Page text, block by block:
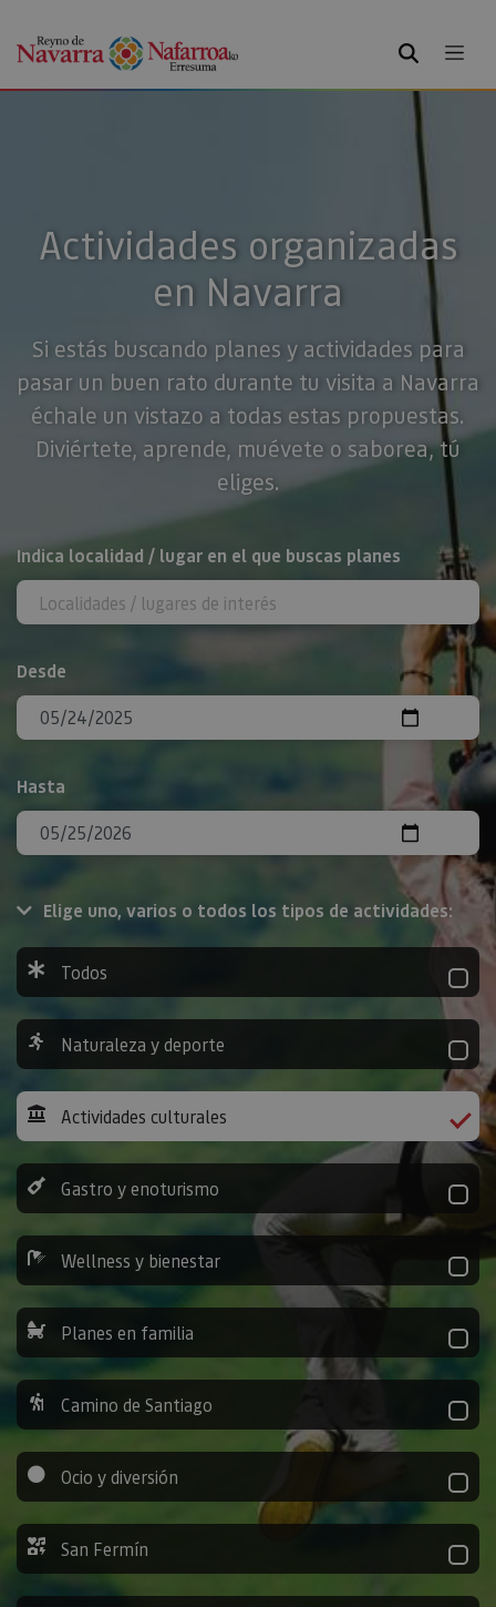
BUSCAR
Actividades organizadas
en Navarra
Si estás buscando planes y actividades para
pasar un buen rato durante tu visita a Navarra
échale un vistazo a todas estas propuestas.
Diviértete, aprende, muévete o saborea, tú
eliges.
BUSCAR
Indica localidad / lugar en el que buscas planes
Desde
Hasta
Elige uno, varios o todos los tipos de actividades:
Todos
Naturaleza y deporte
Actividades culturales
Gastro y enoturismo
Wellness y bienestar
Planes en familia
Camino de Santiago
Ocio y diversión
San Fermín